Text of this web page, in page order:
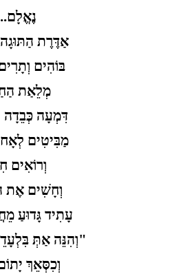
אַדֶּרֶת
בּוֹהִים
מְלֵאַת
דִּמְעָה כְּבֵדָה
מַבִּיטִים
וְרוֹאִים
וְחָשִׁים אֶת
עָתִיד גָּדוּעַ
"וְהִנֵּה אַתְּ
וְכִסְּאֵךְ